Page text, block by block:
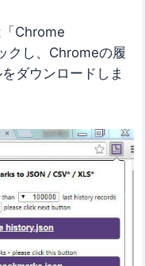
Chrome
クし、Chromeの履
ダウンロードしま